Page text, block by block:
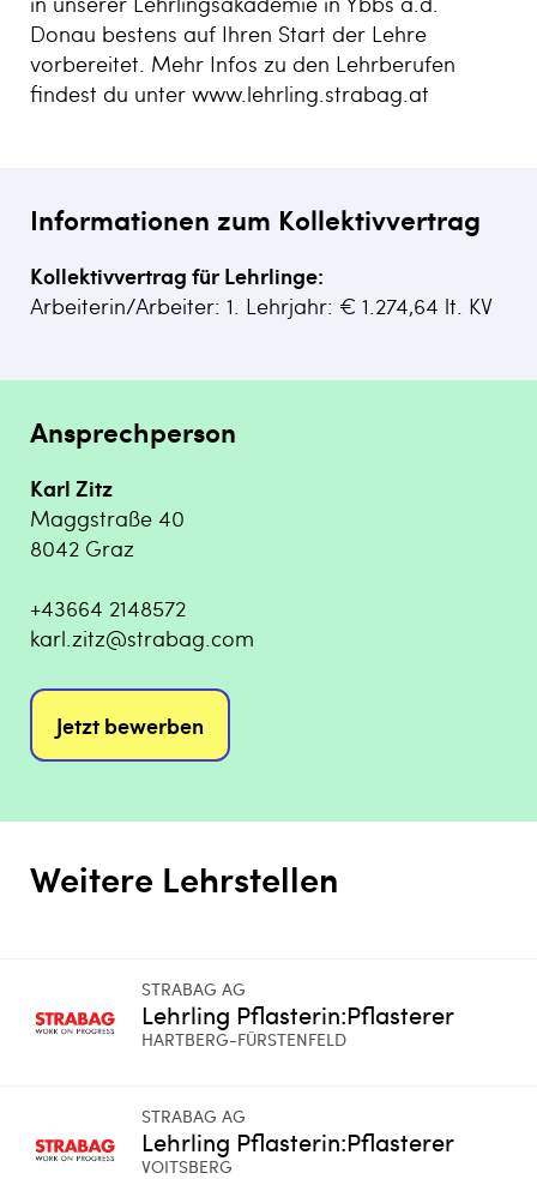
Donau bestens auf Ihren Start der Lehre
vorbereitet. Mehr Infos zu den Lehrberufen
findest du unter www.lehrling.strabag.at
Informationen zum Kollektivvertrag
Kollektivvertrag für Lehrlinge:
Arbeiterin/Arbeiter: 1. Lehrjahr: € 1.274,64 lt. KV
Ansprechperson
Karl Zitz
Maggstraße 40
8042 Graz
+43664 2148572
karl.zitz@strabag.com
Jetzt bewerben
Weitere Lehrstellen
STRABAG AG
Lehrling Pflasterin:Pflasterer
HARTBERG-FÜRSTENFELD
STRABAG AG
Lehrling Pflasterin:Pflasterer
VOITSBERG